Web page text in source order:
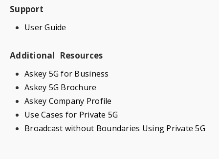
Support
User Guide
Additional Resources
Askey 5G for Business
Askey 5G Brochure
Askey Company Profile
Use Cases for Private 5G
Broadcast without Boundaries Using Private 5G